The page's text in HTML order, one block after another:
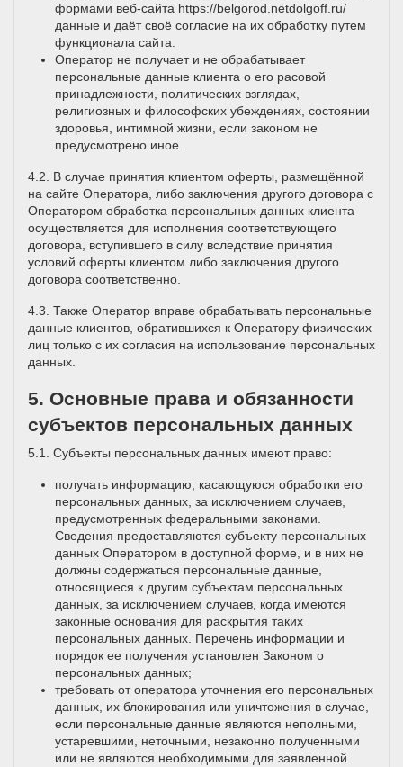
формами веб-сайта https://belgorod.netdolgoff.ru/
данные и даёт своё согласие на их обработку путем
функционала сайта.
Оператор не получает и не обрабатывает
персональные данные клиента о его расовой
принадлежности, политических взглядах,
религиозных и философских убеждениях, состоянии
здоровья, интимной жизни, если законом не
предусмотрено иное.
4.2. В случае принятия клиентом оферты, размещённой
на сайте Оператора, либо заключения другого договора с
Оператором обработка персональных данных клиента
осуществляется для исполнения соответствующего
договора, вступившего в силу вследствие принятия
условий оферты клиентом либо заключения другого
договора соответственно.
4.3. Также Оператор вправе обрабатывать персональные
данные клиентов, обратившихся к Оператору физических
лиц только с их согласия на использование персональных
данных.
5. Основные права и обязанности
субъектов персональных данных
5.1. Субъекты персональных данных имеют право:
получать информацию, касающуюся обработки его
персональных данных, за исключением случаев,
предусмотренных федеральными законами.
Сведения предоставляются субъекту персональных
данных Оператором в доступной форме, и в них не
должны содержаться персональные данные,
относящиеся к другим субъектам персональных
данных, за исключением случаев, когда имеются
законные основания для раскрытия таких
персональных данных. Перечень информации и
порядок ее получения установлен Законом о
персональных данных;
требовать от оператора уточнения его персональных
данных, их блокирования или уничтожения в случае,
если персональные данные являются неполными,
устаревшими, неточными, незаконно полученными
или не являются необходимыми для заявленной